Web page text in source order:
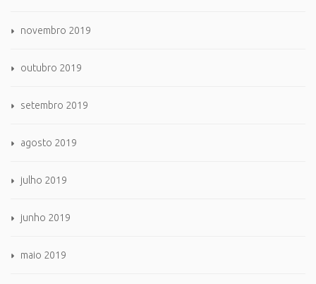
novembro 2019
outubro 2019
setembro 2019
agosto 2019
julho 2019
junho 2019
maio 2019